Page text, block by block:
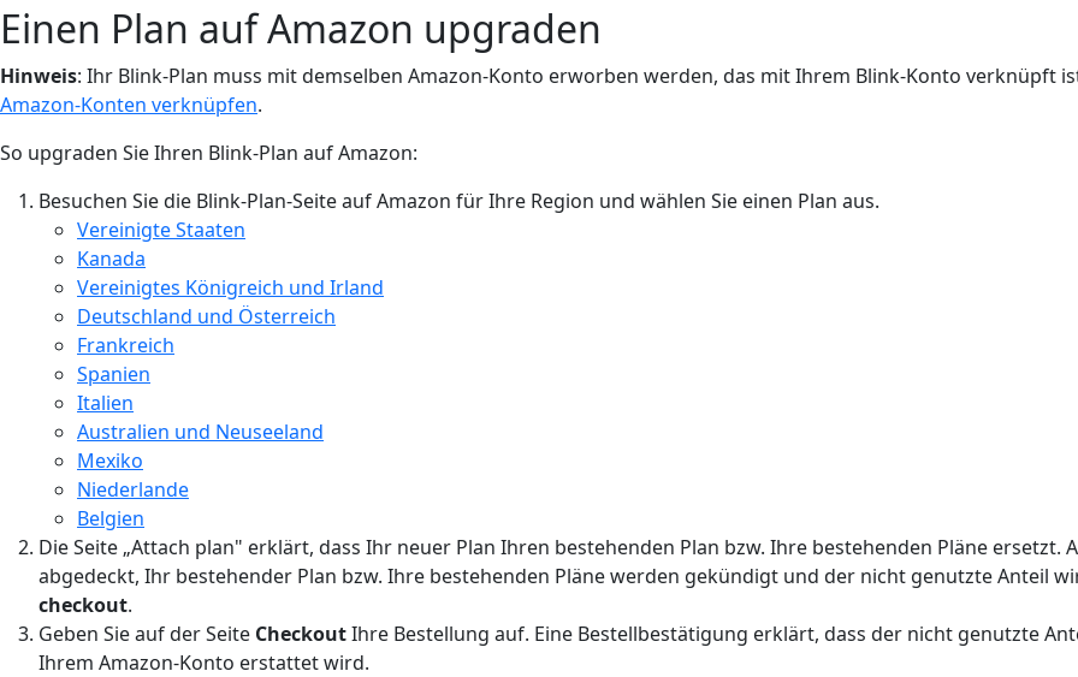
Einen Plan auf Amazon upgraden
Hinweis: Ihr Blink-Plan muss mit demselben Amazon-Konto erworben werden, das mit Ihrem Blink-Konto verknüpft
Amazon-Konten verknüpfen.
So upgraden Sie Ihren Blink-Plan auf Amazon:
Besuchen Sie die Blink-Plan-Seite auf Amazon für Ihre Region und wählen Sie einen Plan aus.
Vereinigte Staaten
Kanada
Vereinigtes Königreich und Irland
Deutschland und Österreich
Frankreich
Spanien
Italien
Australien und Neuseeland
Mexiko
Niederlande
Belgien
Die Seite „Attach plan" erklärt, dass Ihr neuer Plan Ihren bestehenden Plan bzw. Ihre bestehenden Pläne
abgedeckt, Ihr bestehender Plan bzw. Ihre bestehenden Pläne werden gekündigt und der nicht genutzte Anteil
checkout.
Geben Sie auf der Seite CheckoutIhre Bestellung auf. Eine Bestellbestätigung erklärt, dass der nicht genutzte
Ihrem Amazon-Konto erstattet wird.